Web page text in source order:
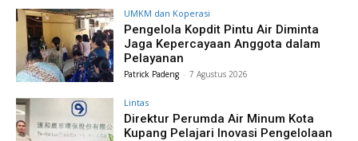
UMKM dan Koperasi
Pengelola Kopdit Pintu Air Diminta
Jaga Kepercayaan Anggota dalam
Pelayanan
Patrick Padeng - 7 Agustus 2026
Lintas
Direktur Perumda Air Minum Kota
Kupang Pelajari Inovasi Pengelolaan